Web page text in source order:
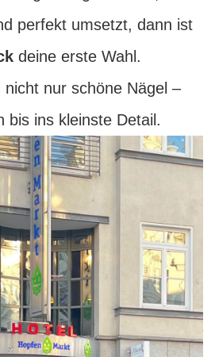
perfekt umsetzt, dann ist
deine erste Wahl.
nur schöne Nägel –
bis ins kleinste Detail.